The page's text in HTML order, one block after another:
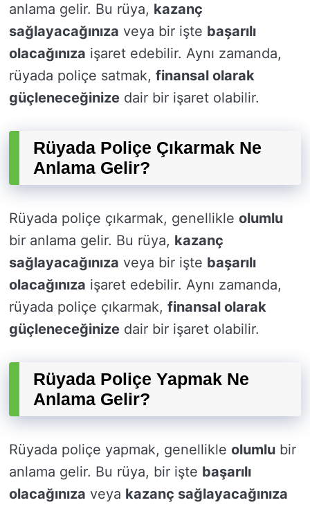
anlama gelir. Bu rüya, kazanç
sağlayacağınıza veya bir işte başarılı
olacağınıza işaret edebilir. Aynı zamanda,
rüyada poliçe satmak, finansal olarak
güçleneceğinize dair bir işaret olabilir.
Rüyada Poliçe Çıkarmak Ne
Anlama Gelir?
Rüyada poliçe çıkarmak, genellikle olumlu
bir anlama gelir. Bu rüya, kazanç
sağlayacağınıza veya bir işte başarılı
olacağınıza işaret edebilir. Aynı zamanda,
rüyada poliçe çıkarmak, finansal olarak
güçleneceğinize dair bir işaret olabilir.
Rüyada Poliçe Yapmak Ne
Anlama Gelir?
Rüyada poliçe yapmak, genellikle olumlu bir
anlama gelir. Bu rüya, bir işte başarılı
olacağınıza veya kazanç sağlayacağınıza